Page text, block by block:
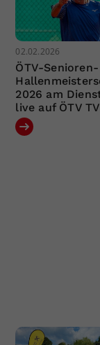
02.02.2026
ÖTV-Senioren-
2026 am
live auf ÖTV TV